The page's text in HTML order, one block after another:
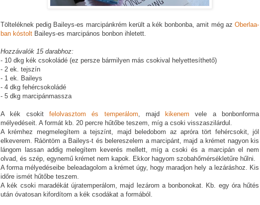
Tölteléknek pedig Baileys-es marcipánkrém került a kék bonbonba, amit még az Oberlaa-
ban kóstolt Baileys-es marcipános bonbon ihletett.
Hozzávalók 15 darabhoz:
- 10 dkg kék csokoládé (ez persze bármilyen más csokival helyettesíthető)
- 2 ek. tejszín
- 1 ek. Baileys
- 4 dkg fehércsokoládé
- 5 dkg marcipánmassza
A kék csokit felolvasztom és temperálom, majd kikenem vele a bonbonforma
mélyedéseit. A formát kb. 20 percre hűtőbe teszem, míg a csoki visszaszilárdul.
A krémhez megmelegítem a tejszínt, majd beledobom az apróra tört fehércsokit, jól
elkeverem. Ráöntöm a Baileys-t és belereszelem a marcipánt, majd a krémet nagyon kis
lángom lassan addig melegítem keverés mellett, míg a csoki és a marcipán el nem
olvad, és szép, egynemű krémet nem kapok. Ekkor hagyom szobahőmérsékletűre hűlni.
A forma mélyedéseibe beleadagolom a krémet úgy, hogy maradjon hely a lezáráshoz. Kis
időre ismét hűtőbe teszem.
A kék csoki maradékát újratemperálom, majd lezárom a bonbonokat. Kb. egy óra hűtés
után óvatosan kifordítom a kék csodákat a formából.